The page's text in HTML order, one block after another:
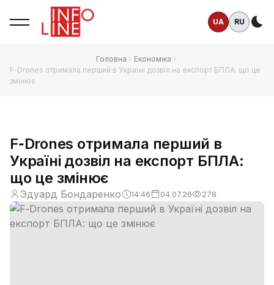
UA RU
Головна
Економіка
F‑Drones отримала перший в Україні дозвіл на експорт БПЛА: що це
змінює
F‑Drones отримала перший в
Україні дозвіл на експорт БПЛА:
що це змінює
Эдуард Бондаренко 14:46 04.07.26 278